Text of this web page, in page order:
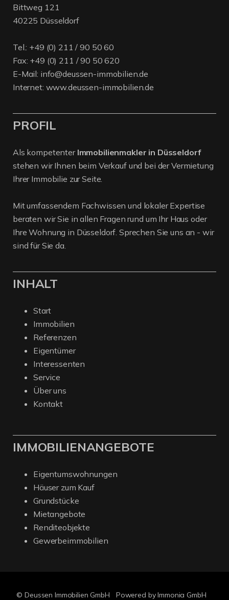
Bittweg 121
40225 Düsseldorf
Tel.: +49 (0) 211 / 90 50 60
Fax: +49 (0) 211 / 90 50 620
E-Mail: info@deussen-immobilien.de
Internet: www.deussen-immobilien.de
PROFIL
Als kompetenter Immobilienmakler in Düsseldorf
stehen wir Ihnen beim Verkauf und bei der Vermietung
Ihrer Immobilie zur Seite.
Mit umfassendem Fachwissen und lokaler Expertise
beraten wir Sie in allen Fragen rund um Ihr Haus oder
Ihre Wohnung in Düsseldorf. Sprechen Sie uns an - wir
sind für Sie da.
INHALT
Start
Immobilien
Referenzen
Eigentümer
Interessenten
Service
Über uns
Kontakt
IMMOBILIENANGEBOTE
Eigentumswohnungen
Häuser zum Kauf
Grundstücke
Mietangebote
Renditeobjekte
Gewerbeimmobilien
© Deussen Immobilien GmbH Powered by Immonia GmbH